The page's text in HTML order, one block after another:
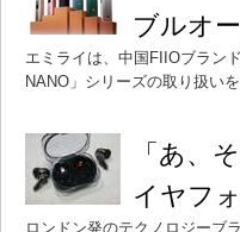
ブルオ
エミライは、中国FIIOブラン
NANO」シリーズの取り扱いを
「あ、
イヤフ
ロンドン発のテクノロジーブ